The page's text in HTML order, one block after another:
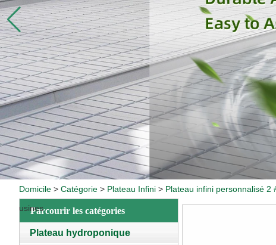
Domicile > Catégorie > Plateau Infini > Plateau infini personnalisé 2
usinesParcourir les catégories
Plateau hydroponique